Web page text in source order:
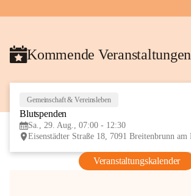
Kommende Veranstaltungen
Gemeinschaft & Vereinsleben
Blutspenden
Sa., 29. Aug., 07:00 - 12:30
Veranstaltungskalender